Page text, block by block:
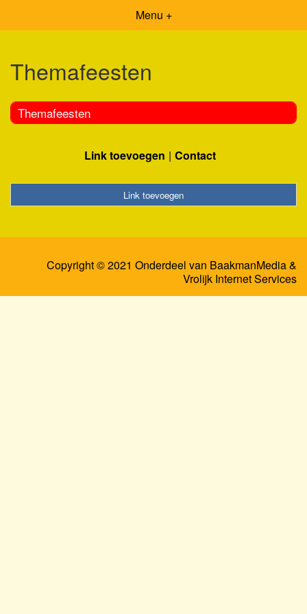
Menu +
Themafeesten
Themafeesten
Link toevoegen Contact
Link toevoegen
Copyright © 2021 Onderdeel van BaakmanMedia&
Vrolijk Internet Services